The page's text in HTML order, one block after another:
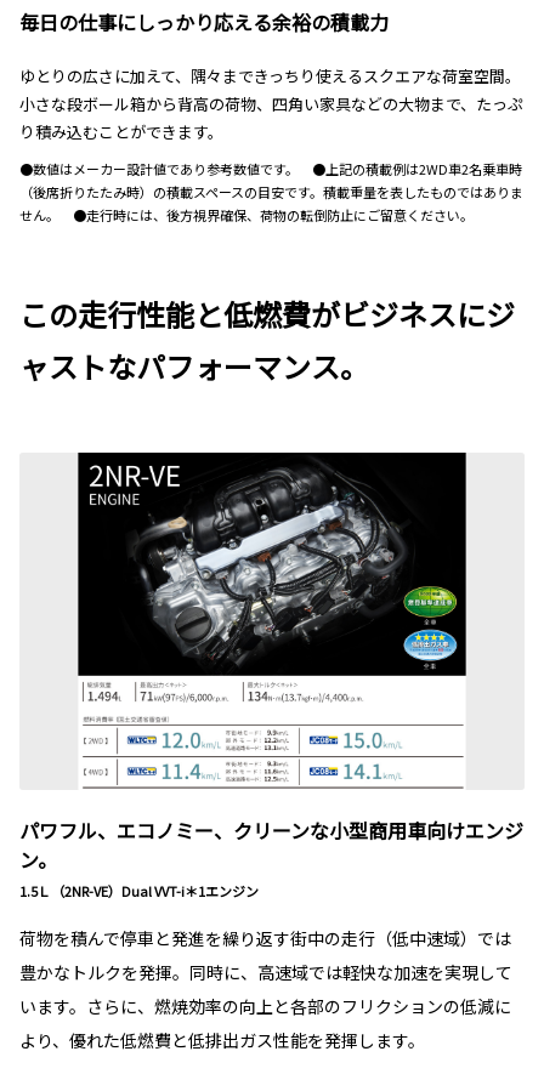
毎日の仕事にしっかり応える余裕の積載力
ゆとりの広さに加えて、隅々まできっちり使えるスクエアな荷室空間。
小さな段ボール箱から背高の荷物、四角い家具などの大物まで、たっぷ
り積み込むことができます。
●数値はメーカー設計値であり参考数値です。 ●上記の積載例は2WD車2名乗車時
（後席折りたたみ時）の積載スペースの目安です。積載重量を表したものではありま
せん。 ●走行時には、後方視界確保、荷物の転倒防止にご留意ください。
この走行性能と低燃費がビジネスにジ
ャストなパフォーマンス。
パワフル、エコノミー、クリーンな小型商用車向けエンジ
ン。
1.5Ｌ（2NR-VE）Dual VVT-i＊1エンジン
荷物を積んで停車と発進を繰り返す街中の走行（低中速域）では
豊かなトルクを発揮。同時に、高速域では軽快な加速を実現して
います。さらに、燃焼効率の向上と各部のフリクションの低減に
より、優れた低燃費と低排出ガス性能を発揮します。